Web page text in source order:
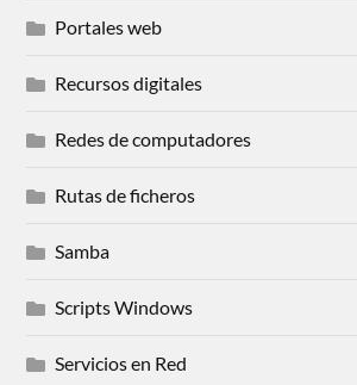
Portales web
Recursos digitales
Redes de computadores
Rutas de ficheros
Samba
Scripts Windows
Servicios en Red